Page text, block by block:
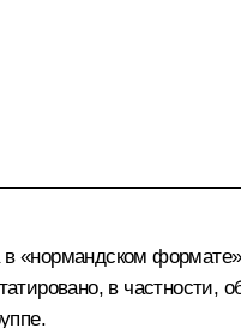
в «нормандском
в частности,